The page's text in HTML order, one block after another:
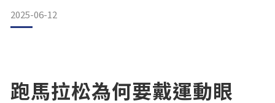
動眼鏡在三鐵賽事中的實戰應用，讓你從裝備開始就比別人更
快一步！
2025-06-12
跑馬拉松為何要戴運動眼